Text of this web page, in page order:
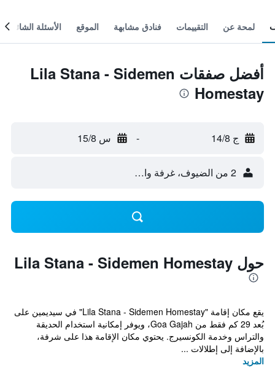
لمحة عن التقييمات فنادق مشابهة الموقع الأسئلة الشائعة
أفضل صفقات Lila Stana - Sidemen
Homestay
ج 14/8 - س 15/8
2 من الضيوف، غرفة واحدة
حول Lila Stana - Sidemen Homestay
يقع مكان إقامة "Lila Stana - Sidemen Homestay" في سيديمين على
بُعد 29 كم فقط من Goa Gajah، ويوفر إمكانية استخدام الحديقة
والتراس وخدمة الكونسيرج. يحتوي مكان الإقامة هذا على شرفة،
بالإضافة إلى إطلالات ...
المزيد